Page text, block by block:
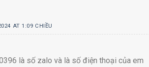
AT 1:09 CHIỀU
là số zalo và là số điện thoại của em